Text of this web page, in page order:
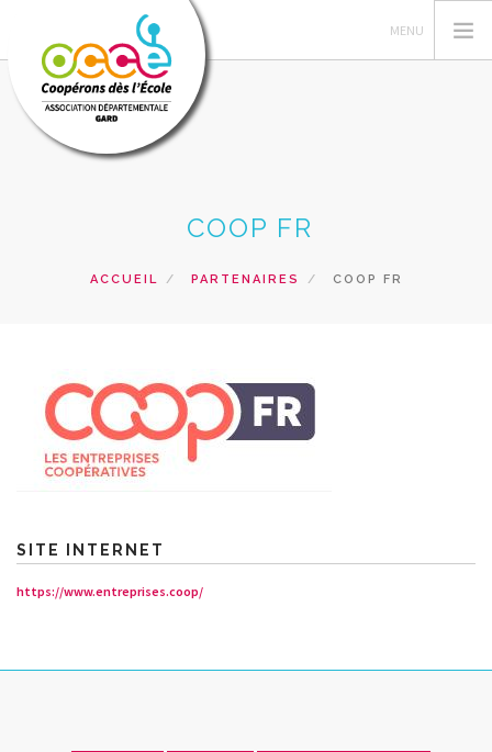
GERER SA COOPERATIVE
RECHERCHER
CONTACT
COOP FR
ACCUEIL PARTENAIRES COOP FR
SITE INTERNET
https://www.entreprises.coop/